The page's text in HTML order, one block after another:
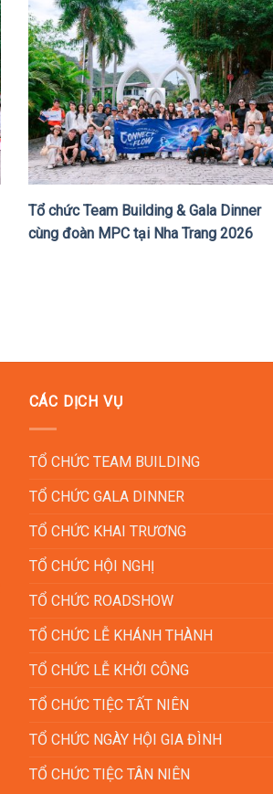
Tổ chức Team Building & Gala Dinner
cùng đoàn MPC tại Nha Trang 2026
CÁC DỊCH VỤ
TỔ CHỨC TEAM BUILDING
TỔ CHỨC GALA DINNER
TỔ CHỨC KHAI TRƯƠNG
TỔ CHỨC HỘI NGHỊ
TỔ CHỨC ROADSHOW
TỔ CHỨC LỄ KHÁNH THÀNH
TỔ CHỨC LỄ KHỞI CÔNG
TỔ CHỨC TIỆC TẤT NIÊN
TỔ CHỨC NGÀY HỘI GIA ĐÌNH
TỔ CHỨC TIỆC TÂN NIÊN